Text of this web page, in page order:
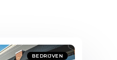
BEDRIJVEN